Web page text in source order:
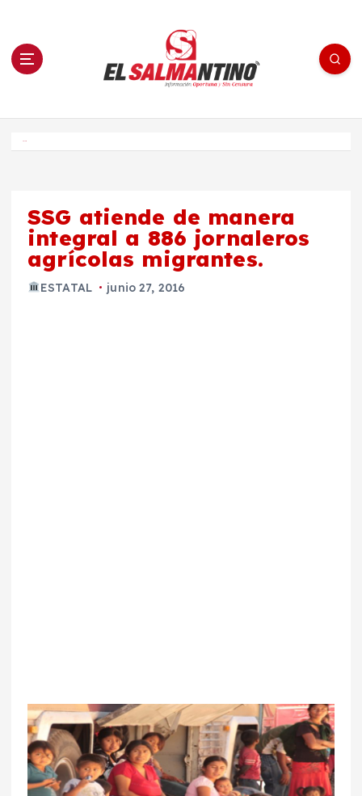
n El Salmantino - medios/noticias/editorial
SSG atiende de manera
integral a 886 jornaleros
agrícolas migrantes.
ESTATAL junio 27, 2016